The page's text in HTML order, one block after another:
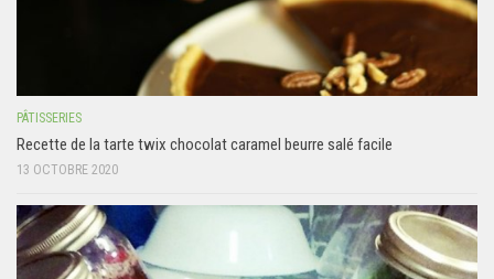
PÂTISSERIES
Recette de la tarte twix chocolat caramel beurre salé facile
13 OCTOBRE 2020